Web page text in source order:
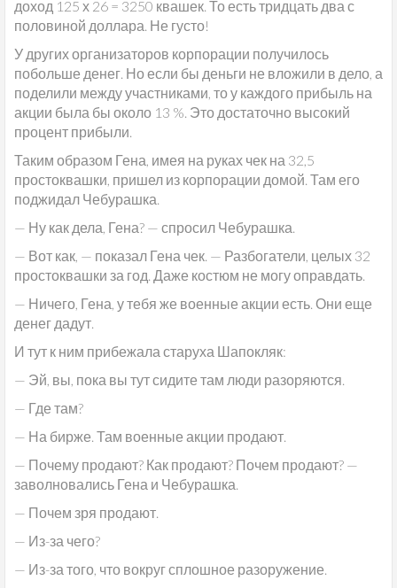
доход 125 х 26 = 3250 квашек. То есть тридцать два с
половиной доллара. Не густо!
У других организаторов корпорации получилось
побольше денег. Но если бы деньги не вложили в дело, а
поделили между участниками, то у каждого прибыль на
акции была бы около 13 %. Это достаточно высокий
процент прибыли.
Таким образом Гена, имея на руках чек на 32,5
простоквашки, пришел из корпорации домой. Там его
поджидал Чебурашка.
— Ну как дела, Гена? — спросил Чебурашка.
— Вот как, — показал Гена чек. — Разбогатели, целых 32
простоквашки за год. Даже костюм не могу оправдать.
— Ничего, Гена, у тебя же военные акции есть. Они еще
денег дадут.
И тут к ним прибежала старуха Шапокляк:
— Эй, вы, пока вы тут сидите там люди разоряются.
— Где там?
— На бирже. Там военные акции продают.
— Почему продают? Как продают? Почем продают? —
заволновались Гена и Чебурашка.
— Почем зря продают.
— Из-за чего?
— Из-за того, что вокруг сплошное разоружение.